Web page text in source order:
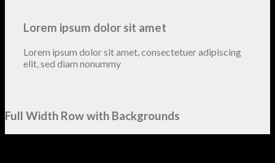
Lorem ipsum dolor sit amet
Lorem ipsum dolor sit amet, consectetuer adipiscing
elit, sed diam nonummy
Full Width Row with Backgrounds